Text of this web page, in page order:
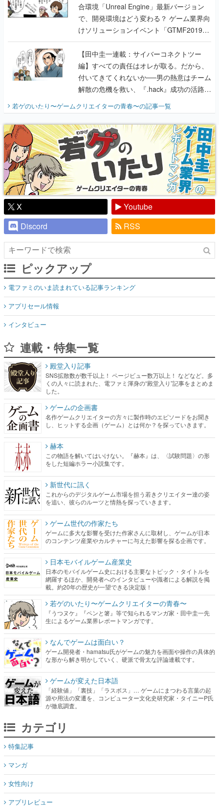
合環境「Unreal Engine」最新バージョン
で、開発環境はどう変わる？ ゲーム業界向
けソリューションイベント「GTMF2019」
に行って、より理解を深めよう【PR】
【田中圭一連載：サイバーコネクトツー
編】すべての責任はオレが取る。だから、
付いてきてくれないか──男の熱意はチーム
解散の危機を救い、『.hack』成功の活路を
『少年ジャンプ』色だった【若ゲのいた
り】
若ゲのいたり〜ゲームクリエイターの青春〜の記事一覧
X
Youtube
Discord
RSS
ピックアップ
電ファミのいま読まれている記事ランキング
アプリセール情報
インタビュー
連載・特集一覧
殿堂入り記事
SNS拡散数が数千以上！ ページビュー数万以上！ などなど。多
くの人々に読まれた、電ファミ渾身の“殿堂入り”記事をまとめま
した。
ゲームの企画書
名作ゲームクリエイターの方々に製作時のエピソードをお聞き
し、ヒットする企画（ゲーム）とは何か？を探っていきます。
赫本
この物語を解いてはいけない。『赫本』は、〈試験問題〉の形
をした短編ホラー小説集です。
新世代に訊く
これからのデジタルゲーム市場を担う若きクリエイター達の姿
を追い、彼らのルーツと情熱を探っていきます。
ゲーム世代の作家たち
ゲームに多大な影響を受けた作家さんに取材し、ゲームが日本
のコンテンツ産業やカルチャーに与えた影響を探る企画です。
日本モバイルゲーム産業史
日本のモバイルゲーム史における主要なトピック・タイトルを
網羅するほか、開発者へのインタビューや識者による解説を掲
載。約20年の歴史が一望できる決定版！
若ゲのいたり〜ゲームクリエイターの青春〜
『うつヌケ』『ペンと箸』等で知られるマンガ家・田中圭一先
生によるゲーム業界レポートマンガです。
なんでゲームは面白い？
ゲーム開発者・hamatsu氏がゲームの魅力を画面や操作の具体的
な形から解き明かしていく、硬派で骨太な評論連載です。
ゲームが変えた日本語
「経験値」「裏技」「ラスボス」… ゲームにまつわる言葉の起
源や用法の変遷を、コンピューター文化史研究家・タイニーP氏
が徹底調査。
カテゴリ
特集記事
マンガ
女性向け
アプリレビュー